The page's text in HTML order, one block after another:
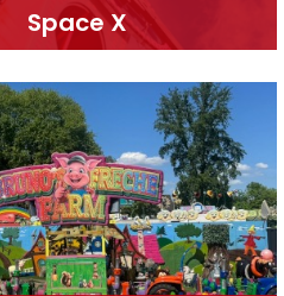
Space X